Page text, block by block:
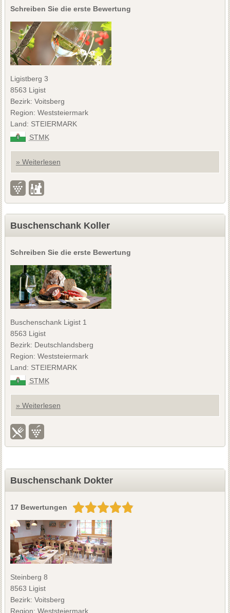
Schreiben Sie die erste Bewertung
Ligistberg 3
8563 Ligist
Bezirk: Voitsberg
Region: Weststeiermark
Land: STEIERMARK
STMK
» Weiterlesen
Buschenschank Koller
Schreiben Sie die erste Bewertung
Buschenschank Ligist 1
8563 Ligist
Bezirk: Deutschlandsberg
Region: Weststeiermark
Land: STEIERMARK
STMK
» Weiterlesen
Buschenschank Dokter
17 Bewertungen
Steinberg 8
8563 Ligist
Bezirk: Voitsberg
Region: Weststeiermark